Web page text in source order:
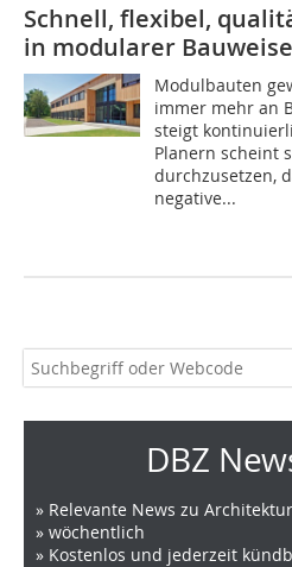
Schnell, flexibel,
in modularer Bauweise
Modulbauten
immer mehr an
steigt
Planern scheint
durchzusetzen,
negative...
DBZ
» Relevante News zu
» wöchentlich
» Kostenlos und jederzeit